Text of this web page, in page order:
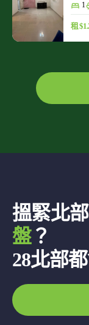
1
租
搵緊北
盤？
28北部